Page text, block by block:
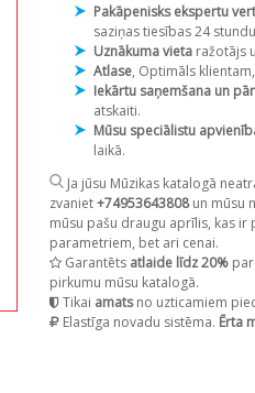
Pakāpenisks ekspertu
saziņas tiesības 24
Uznākuma vieta ražotājs
Atlase, Optimāls
Iekārtu saņemšana un
atskaiti.
Mūsu speciālistu
laikā.
Ja jūsu Mūzikas katalogā
zvaniet+74953643808un mūsu
mūsu pašu draugu aprīlis, kas
parametriem, bet ari cenai.
Garantēts atlaide līdz 20%
pirkumu mūsu katalogā.
Tikai amatsno uzticamiem
Elastīga novadu sistēma. Ērta